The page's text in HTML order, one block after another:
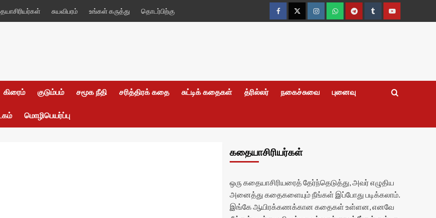
சுயவிபரம் உங்கள் கருத்து தொடர்பிற்கு
FacebookTwitterInstagramWhatsappTelegramTumblrYouTube
கிரைம் குடும்பம் சமூக நீதி சரித்திரக் கதை சுட்டிக் கதைகள் த்ரில்லர் நகைச்சுவை புனைவு
மொழிபெயர்ப்பு
கதையாசிரியர்கள்
ஒரு கதையாசிரியரைத் தேர்ந்தெடுத்து, அவர் எழுதிய
அனைத்து கதைகளையும் நீங்கள் இப்போது படிக்கலாம்.
இங்கே ஆயிரக்கணக்கான கதைகள் உள்ளன, எனவே